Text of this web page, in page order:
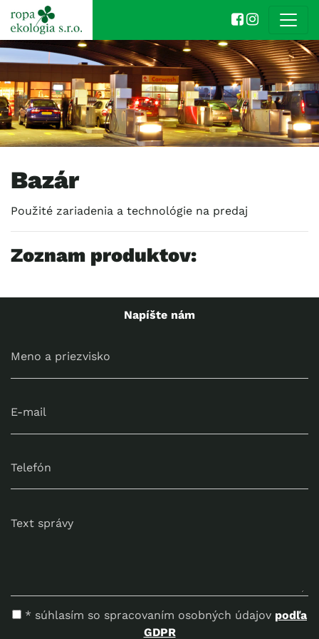
Bazár
Použité zariadenia a technológie na predaj
Zoznam produktov:
Napíšte nám
Meno a priezvisko
E-mail
Telefón
Text správy
* súhlasím so spracovaním osobných údajov podľa
GDPR